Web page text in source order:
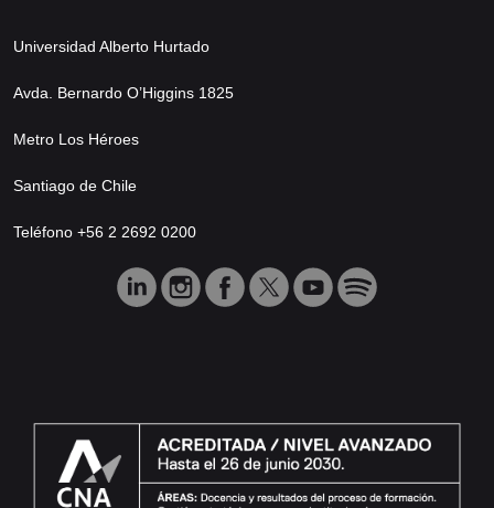
Universidad Alberto Hurtado
Avda. Bernardo O’Higgins 1825
Metro Los Héroes
Santiago de Chile
Teléfono +56 2 2692 0200